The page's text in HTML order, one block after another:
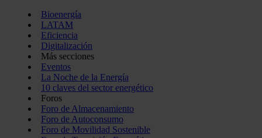
Bioenergía
LATAM
Eficiencia
Digitalización
Más secciones
Eventos
La Noche de la Energía
10 claves del sector energético
Foros
Foro de Almacenamiento
Foro de Autoconsumo
Foro de Movilidad Sostenible